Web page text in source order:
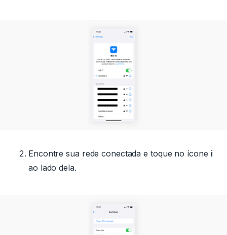
Encontre sua rede conectada e toque no ícone i
ao lado dela.